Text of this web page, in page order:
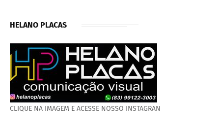
HELANO PLACAS
CLIQUE NA IMAGEM E ACESSE NOSSO INSTAGRAN